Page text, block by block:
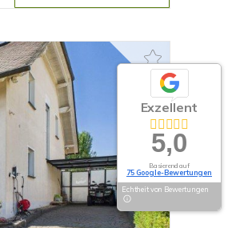
Exzellent
5,0
Basierend auf
75 Google-Bewertungen
Echtheit von Bewertungen